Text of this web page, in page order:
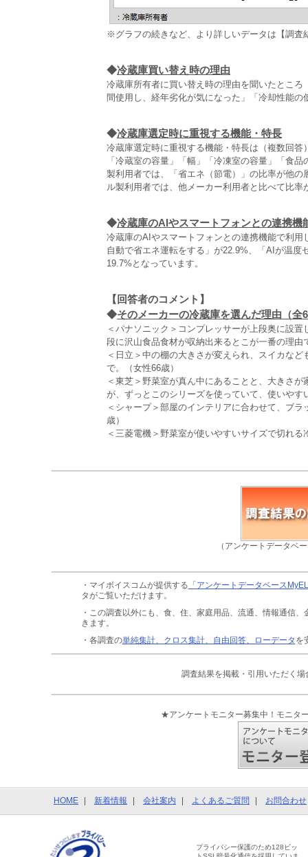
※グラフの続きなど、より詳しいデータは【調査
◆冷蔵庫買い替え時の理由
冷蔵庫所有者に買い替え時の理由を聞いたとこ
間使用し、経年劣化が気になった」「冷却性能
◆冷蔵庫選定時に重視する機能・特長
冷蔵庫選定時に重視する機能・特長は（複数回
「冷蔵室の容量」「幅」「冷凍室の容量」「食
製利用者では、「省エネ（節電）」の比率が他
ル製利用者では、他メーカー利用者と比べて比率
◆冷蔵庫のAIやスマートフォンとの連携機
冷蔵庫のAIやスマートフォンとの連携機能で利
自動で省エネ運転をする」が22.9%、「AIが温
19.7%となっています。
【回答者のコメント】
◆そのメーカーの冷蔵庫を選んだ理由（全
＜パナソニック＞コンプレッサーが上段奥に設
段に沢山食品食材が収納出来るとこが一番の理由
＜日立＞中の棚の大きさが変えられ、スイカな
で。（女性66歳）
＜東芝＞野菜室が真ん中にあることと、大きさ
が、ずっとこのシリーズを使っていて、使いやす
＜シャープ＞部屋のインテリアに合わせて、ブ
歳）
＜三菱電機＞野菜室が使いやすいサイズで切れ
（アンケートデータベ
・マイボイスコムが提供する 「アンケートデータベース
タがご覧いただけます。
・この調査以外にも、食、住、家庭用品、流通、情報通信、
きます。
・各調査の単純集計、クロス集計、自由回答、ローデータ を
調査結果を掲載・引用いただく場
★アンケートモニター募集中！モニタ
HOME 新着情報 会社案内 よくあるご質問 お問合わせ
プライバシー保護のため128ビッ